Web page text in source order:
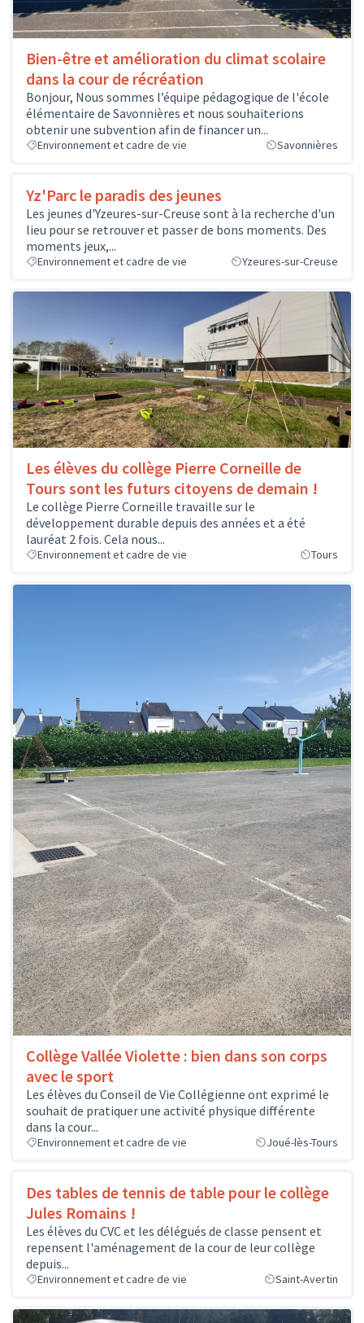
Bien-être et amélioration du climat scolaire
dans la cour de récréation
Bonjour, Nous sommes l’équipe pédagogique de l'école
élémentaire de Savonnières et nous souhaiterions
obtenir une subvention afin de financer un...
Environnement et cadre de vie Savonnières
Yz'Parc le paradis des jeunes
Les jeunes d'Yzeures-sur-Creuse sont à la recherche d'un
lieu pour se retrouver et passer de bons moments. Des
moments jeux,...
Environnement et cadre de vie Yzeures-sur-Creuse
Les élèves du collège Pierre Corneille de
Tours sont les futurs citoyens de demain !
Le collège Pierre Corneille travaille sur le
développement durable depuis des années et a été
lauréat 2 fois. Cela nous...
Environnement et cadre de vie Tours
Collège Vallée Violette : bien dans son corps
avec le sport
Les élèves du Conseil de Vie Collégienne ont exprimé le
souhait de pratiquer une activité physique différente
dans la cour...
Environnement et cadre de vie Joué-lès-Tours
Des tables de tennis de table pour le collège
Jules Romains !
Les élèves du CVC et les délégués de classe pensent et
repensent l'aménagement de la cour de leur collège
depuis...
Environnement et cadre de vie Saint-Avertin